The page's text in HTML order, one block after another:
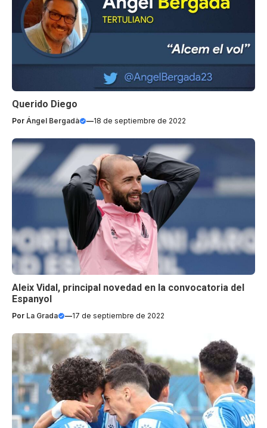
Querido Diego
Por Ángel Bergadà —18 de septiembre de 2022
Aleix Vidal, principal novedad en la convocatoria del
Espanyol
Por La Grada —17 de septiembre de 2022